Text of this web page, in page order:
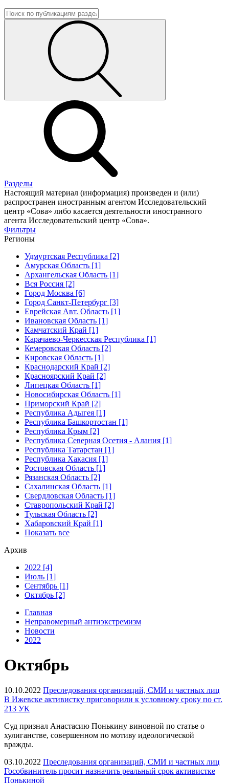
Разделы
Настоящий материал (информация) произведен и (или)
распространен иностранным агентом Исследовательский
центр «Сова» либо касается деятельности иностранного
агента Исследовательский центр «Сова».
Фильтры
Регионы
Удмуртская Республика [2]
Амурская Область [1]
Архангельская Область [1]
Вся Россия [2]
Город Москва [6]
Город Санкт-Петербург [3]
Еврейская Авт. Область [1]
Ивановская Область [1]
Камчатский Край [1]
Карачаево-Черкесская Республика [1]
Кемеровская Область [2]
Кировская Область [1]
Краснодарский Край [2]
Красноярский Край [2]
Липецкая Область [1]
Новосибирская Область [1]
Приморский Край [2]
Республика Адыгея [1]
Республика Башкортостан [1]
Республика Крым [2]
Республика Северная Осетия - Алания [1]
Республика Татарстан [1]
Республика Хакасия [1]
Ростовская Область [1]
Рязанская Область [2]
Сахалинская Область [1]
Свердловская Область [1]
Ставропольский Край [2]
Тульская Область [2]
Хабаровский Край [1]
Показать все
Архив
2022 [4]
Июль [1]
Сентябрь [1]
Октябрь [2]
Главная
Неправомерный антиэкстремизм
Новости
2022
Октябрь
10.10.2022 Преследования организаций, СМИ и частных лиц
В Ижевске активистку приговорили к условному сроку по ст.
213 УК
Суд признал Анастасию Понькину виновной по статье о
хулиганстве, совершенном по мотиву идеологической
вражды.
03.10.2022 Преследования организаций, СМИ и частных лиц
Гособвинитель просит назначить реальный срок активистке
Понькиной